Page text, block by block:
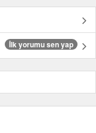
İlk yorumu sen yap